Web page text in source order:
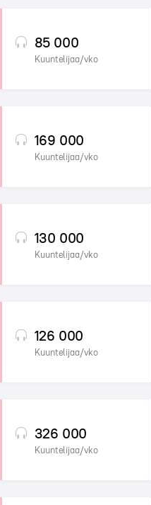
85 000
Kuuntelijaa/vko
169 000
Kuuntelijaa/vko
130 000
Kuuntelijaa/vko
126 000
Kuuntelijaa/vko
326 000
Kuuntelijaa/vko